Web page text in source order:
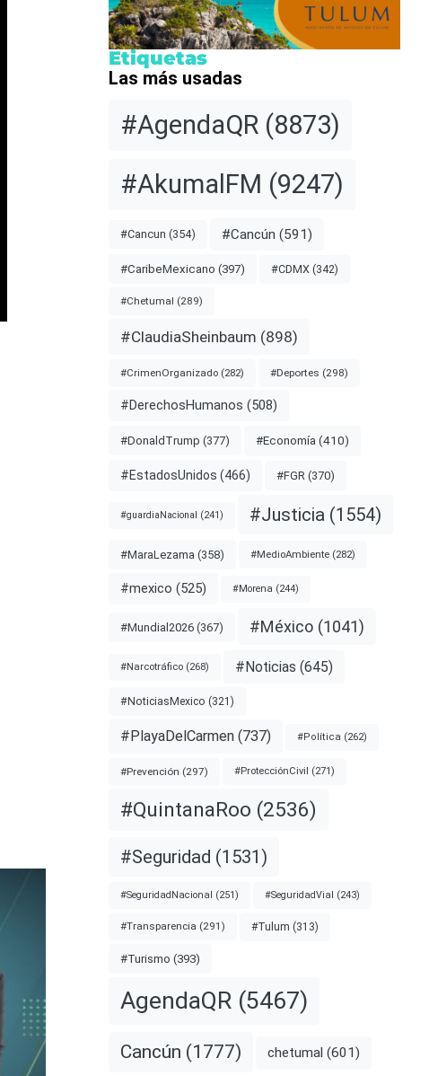
Etiquetas
Las más usadas
#AgendaQR(8873)
#AkumalFM (9247)
#Cancun (354) #Cancún (591)
#CaribeMexicano (397) #CDMX(342)
#Chetumal (289)
#ClaudiaSheinbaum (898)
#CrimenOrganizado(282) #Deportes (298)
#DerechosHumanos (508)
#DonaldTrump (377) #Economía (410)
#EstadosUnidos (466) #FGR (370)
#guardiaNacional (241) #Justicia (1554)
#MaraLezama (358) #MedioAmbiente(282)
#mexico (525) #Morena (244)
#Mundial2026(367) #México(1041)
#Narcotráfico(268) #Noticias (645)
#NoticiasMexico (321)
#PlayaDelCarmen(737) #Política (262)
#Prevención (297) #ProtecciónCivil (271)
#QuintanaRoo (2536)
#Seguridad (1531)
#SeguridadNacional (251) #SeguridadVial (243)
#Transparencia (291) #Tulum (313)
#Turismo (393)
AgendaQR(5467)
Cancún (1777) chetumal (601)